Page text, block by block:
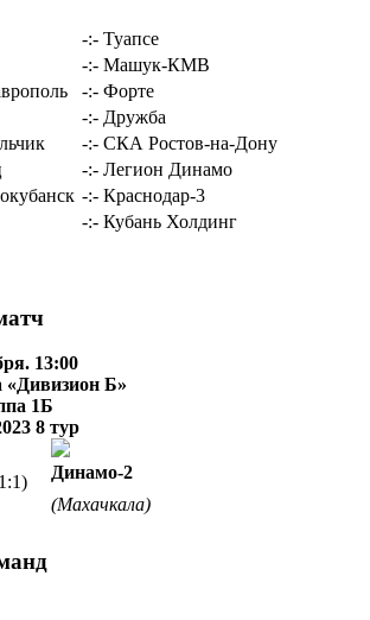
-:- Туапсе
-:- Машук-КМВ
-:- Форте
-:- Дружба
-:- СКА Ростов-на-Дону
-:- Легион Динамо
-:- Краснодар-3
-:- Кубань Холдинг
13:00
«Дивизион Б»
1Б
8 тур
Динамо-2
(Махачкала)